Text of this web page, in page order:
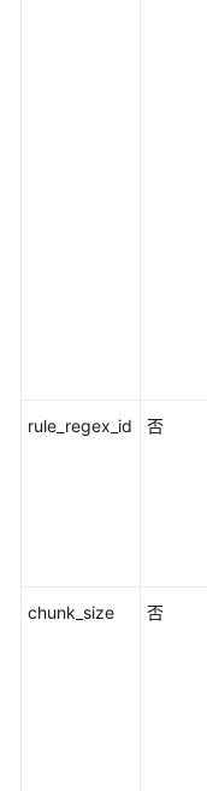
rule_regex_id 否
chunk_size 否